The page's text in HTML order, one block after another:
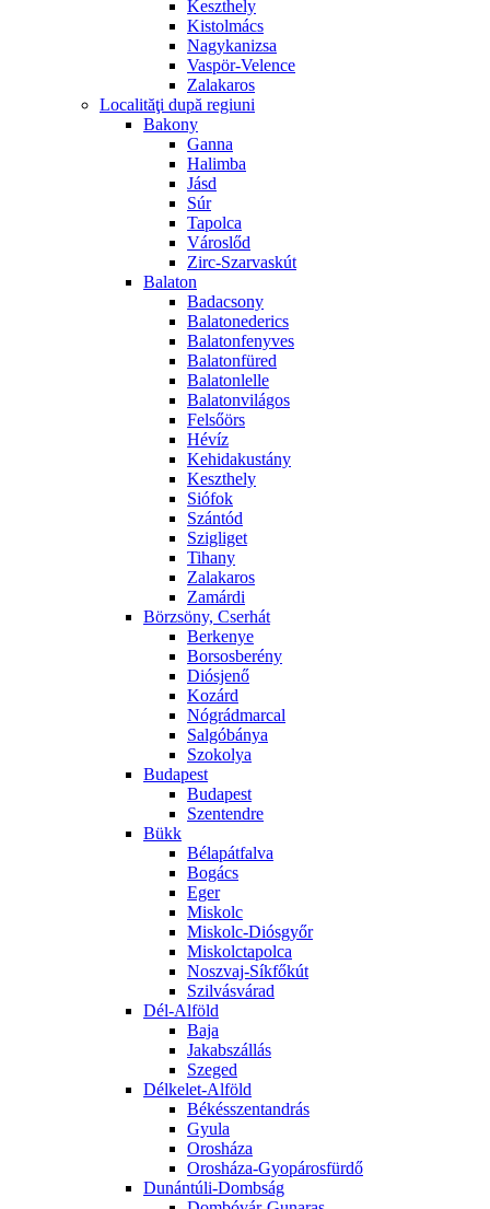
Keszthely
Kistolmács
Nagykanizsa
Vaspör-Velence
Zalakaros
Localităţi după regiuni
Bakony
Ganna
Halimba
Jásd
Súr
Tapolca
Városlőd
Zirc-Szarvaskút
Balaton
Badacsony
Balatonederics
Balatonfenyves
Balatonfüred
Balatonlelle
Balatonvilágos
Felsőörs
Hévíz
Kehidakustány
Keszthely
Siófok
Szántód
Szigliget
Tihany
Zalakaros
Zamárdi
Börzsöny, Cserhát
Berkenye
Borsosberény
Diósjenő
Kozárd
Nógrádmarcal
Salgóbánya
Szokolya
Budapest
Budapest
Szentendre
Bükk
Bélapátfalva
Bogács
Eger
Miskolc
Miskolc-Diósgyőr
Miskolctapolca
Noszvaj-Síkfőkút
Szilvásvárad
Dél-Alföld
Baja
Jakabszállás
Szeged
Délkelet-Alföld
Békésszentandrás
Gyula
Orosháza
Orosháza-Gyopárosfürdő
Dunántúli-Dombság